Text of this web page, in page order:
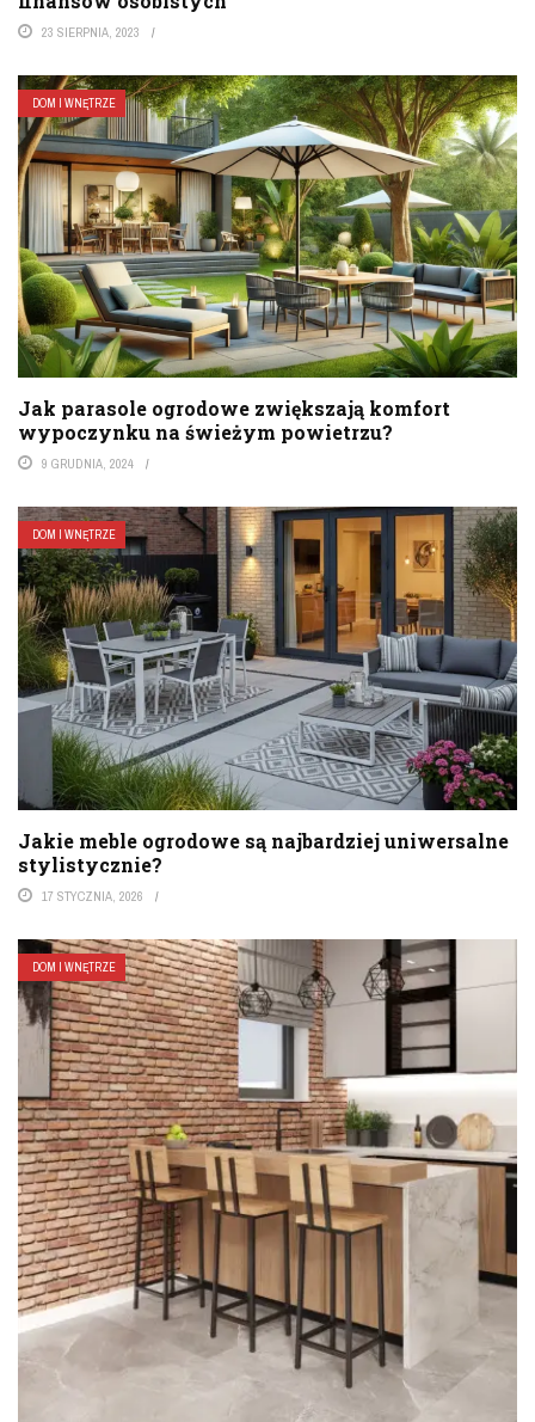
23 SIERPNIA, 2023
DOM I WNĘTRZE
Jak parasole ogrodowe zwiększają komfort
wypoczynku na świeżym powietrzu?
9 GRUDNIA, 2024
DOM I WNĘTRZE
Jakie meble ogrodowe są najbardziej uniwersalne
stylistycznie?
17 STYCZNIA, 2026
DOM I WNĘTRZE